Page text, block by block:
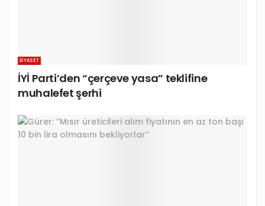
SIYASET
İYİ Parti’den “çerçeve yasa” teklifine
muhalefet şerhi